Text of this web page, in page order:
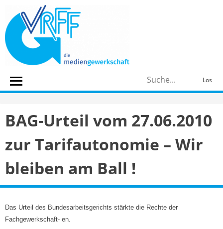
content
Los
BAG-Urteil vom 27.06.2010
zur Tarifautonomie – Wir
bleiben am Ball !
Das Urteil des Bundesarbeitsgerichts stärkte die Rechte der
Fachgewerkschaft- en.